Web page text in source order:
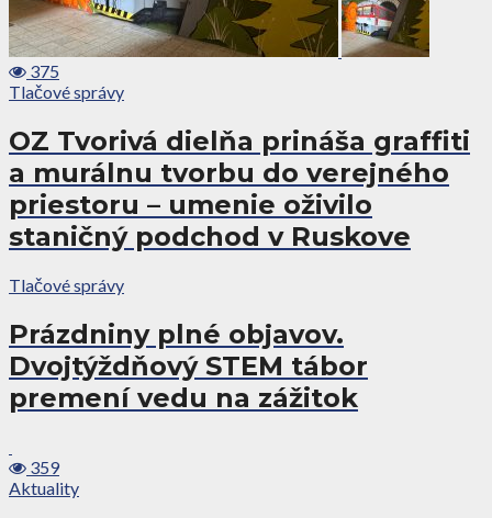
375
Tlačové správy
OZ Tvorivá dielňa prináša graffiti
a murálnu tvorbu do verejného
priestoru – umenie oživilo
staničný podchod v Ruskove
Tlačové správy
Prázdniny plné objavov.
Dvojtýždňový STEM tábor
premení vedu na zážitok
359
Aktuality